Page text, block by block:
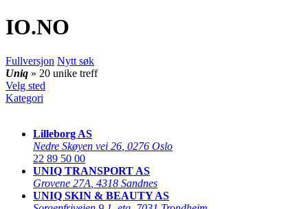
IO.NO
Fullversjon Nytt søk
Uniq » 20 unike treff
Velg sted
Kategori
Lilleborg AS
Nedre Skøyen vei 26 0276 Oslo
22 89 50 00
UNIQ TRANSPORT AS
Grovene 27A 4318 Sandnes
UNIQ SKIN & BEAUTY AS